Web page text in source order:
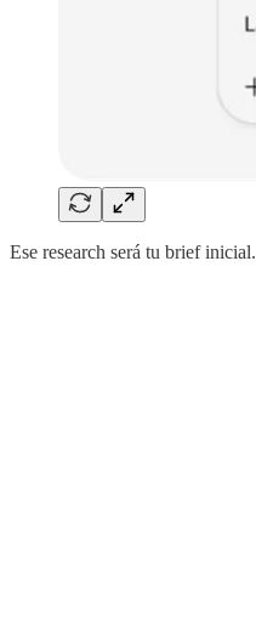
Ese research será tu brief inicial.